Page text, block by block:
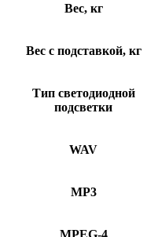
Вес, кг
Вес с подставкой, кг
Тип светодиодной
подсветки
WAV
MP3
MPEG-4